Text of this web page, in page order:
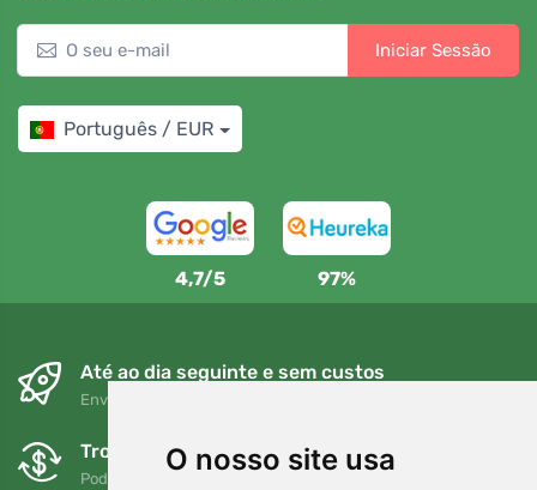
O nosso site usa
Iniciar Sessão
Português / EUR
4,7/5 97%
Até ao dia seguinte e sem custos
Envio gratuito para encomendas superiores a 80 EUR
Trocas e devoluções gratuitas
Pode devolver ou trocar a sua encomenda em qualquer